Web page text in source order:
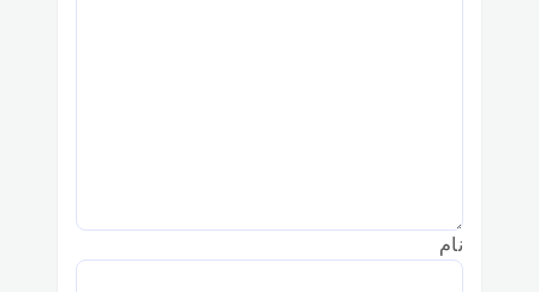
نام